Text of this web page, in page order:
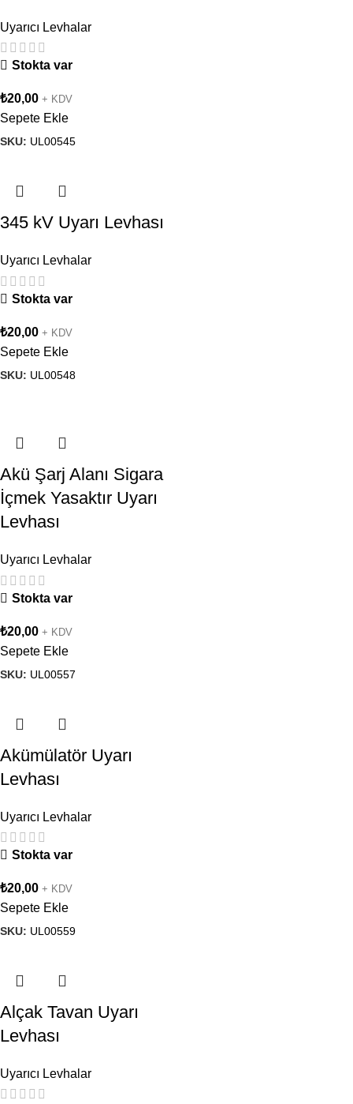
Uyarıcı Levhalar
Stokta var
₺20,00 + KDV
Sepete Ekle
SKU: UL00545
345 kV Uyarı Levhası
Uyarıcı Levhalar
Stokta var
₺20,00 + KDV
Sepete Ekle
SKU: UL00548
Akü Şarj Alanı Sigara
İçmek Yasaktır Uyarı
Levhası
Uyarıcı Levhalar
Stokta var
₺20,00 + KDV
Sepete Ekle
SKU: UL00557
Akümülatör Uyarı
Levhası
Uyarıcı Levhalar
Stokta var
₺20,00 + KDV
Sepete Ekle
SKU: UL00559
Alçak Tavan Uyarı
Levhası
Uyarıcı Levhalar